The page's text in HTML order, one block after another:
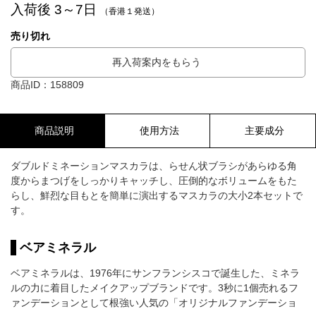
入荷後 3～7日 （香港１発送）
売り切れ
再入荷案内をもらう
商品ID：158809
商品説明 使用方法 主要成分
ダブルドミネーションマスカラは、らせん状ブラシがあらゆる角
度からまつげをしっかりキャッチし、圧倒的なボリュームをもた
らし、鮮烈な目もとを簡単に演出するマスカラの大小2本セットで
す。
ベアミネラル
ベアミネラルは、1976年にサンフランシスコで誕生した、ミネラ
ルの力に着目したメイクアップブランドです。3秒に1個売れるフ
ァンデーションとして根強い人気の「オリジナルファンデーショ